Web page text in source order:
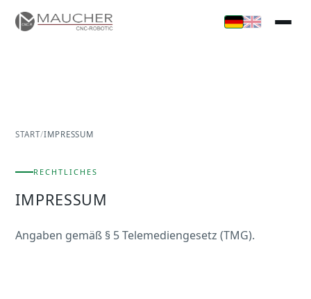
START/IMPRESSUM
RECHTLICHES
IMPRESSUM
Angaben gemäß § 5 Telemediengesetz (TMG).